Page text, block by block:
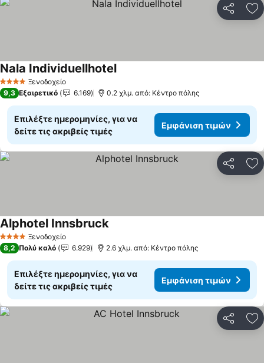
4 ΑστέριαΞενοδοχείο
Nala Individuellhotel
9,3 Εξαιρετικό 6.169 0.2 χλμ. από: Κέντρο πόλης
Επιλέξτε ημερομηνίες, για να
δείτε τις ακριβείς τιμές
Εμφάνιση τιμών
4 ΑστέριαΞενοδοχείο
Alphotel Innsbruck
8,2 Πολύ καλό 6.929 2.6 χλμ. από: Κέντρο πόλης
Επιλέξτε ημερομηνίες, για να
δείτε τις ακριβείς τιμές
Εμφάνιση τιμών